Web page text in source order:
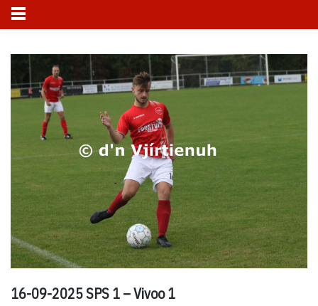
content
16-09-2025 SPS 1 – Vivoo 1